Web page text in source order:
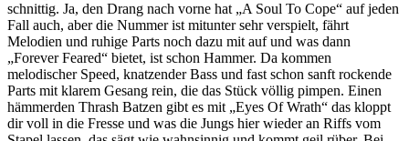
schnittig. Ja, den Drang nach vorne hat „A Soul To Cope“ auf jeden
Fall auch, aber die Nummer ist mitunter sehr verspielt, fährt
Melodien und ruhige Parts noch dazu mit auf und was dann
„Forever Feared“ bietet, ist schon Hammer. Da kommen
melodischer Speed, knatzender Bass und fast schon sanft rockende
Parts mit klarem Gesang rein, die das Stück völlig pimpen. Einen
hämmerden Thrash Batzen gibt es mit „Eyes Of Wrath“ das kloppt
dir voll in die Fresse und was die Jungs hier wieder an Riffs vom